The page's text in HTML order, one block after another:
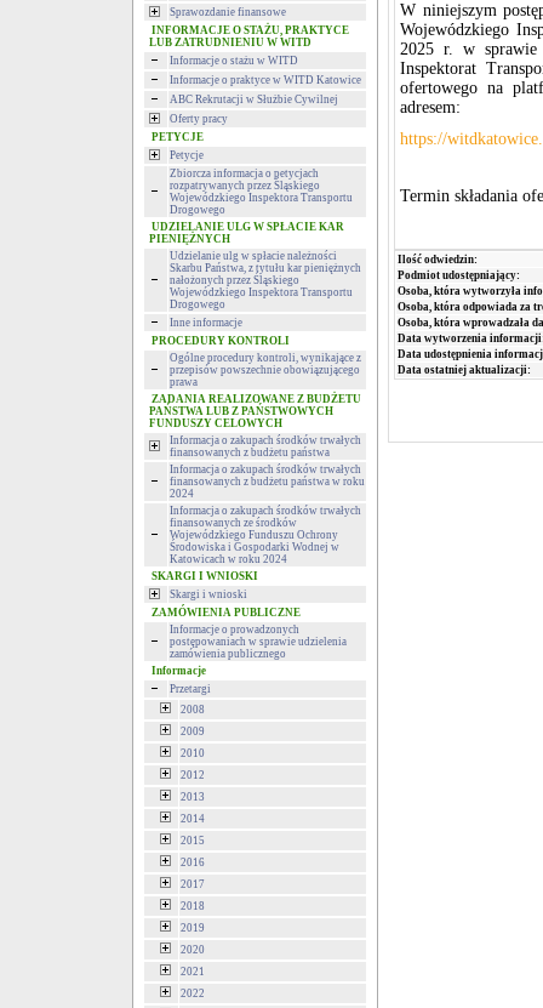
Sprawozdanie finansowe
INFORMACJE O STAŻU, PRAKTYCE
LUB ZATRUDNIENIU W WITD
Informacje o stażu w WITD
Informacje o praktyce w WITD Katowice
ABC Rekrutacji w Służbie Cywilnej
Oferty pracy
PETYCJE
Petycje
Zbiorcza informacja o petycjach
rozpatrywanych przez Śląskiego
Wojewódzkiego Inspektora Transportu
Drogowego
UDZIELANIE ULG W SPŁACIE KAR
PIENIĘŻNYCH
Udzielanie ulg w spłacie należności
Skarbu Państwa, z tytułu kar pieniężnych
nałożonych przez Śląskiego
Wojewódzkiego Inspektora Transportu
Drogowego
Inne informacje
PROCEDURY KONTROLI
Ogólne procedury kontroli, wynikające z
przepisów powszechnie obowiązującego
prawa
ZADANIA REALIZOWANE Z BUDŻETU
PAŃSTWA LUB Z PAŃSTWOWYCH
FUNDUSZY CELOWYCH
Informacja o zakupach środków trwałych
finansowanych z budżetu państwa
Informacja o zakupach środków trwałych
finansowanych z budżetu państwa w roku
2024
Informacja o zakupach środków trwałych
finansowanych ze środków
Wojewódzkiego Funduszu Ochrony
Środowiska i Gospodarki Wodnej w
Katowicach w roku 2024
SKARGI I WNIOSKI
Skargi i wnioski
ZAMÓWIENIA PUBLICZNE
Informacje o prowadzonych
postępowaniach w sprawie udzielenia
zamówienia publicznego
Informacje
Przetargi
2008
2009
2010
2012
2013
2014
2015
2016
2017
2018
2019
2020
2021
2022
W niniejszym
Wojewódzkiego
2025 r. w sprawie
Inspektorat
ofertowego na
adresem:
https://
Termin składania
Ilość odwiedzin:
Podmiot udostępniający:
Osoba, która wytworzyła
Osoba, która odpowiada za
Osoba, która wprowadzała
Data wytworzenia
Data udostępnienia
Data ostatniej aktualizacji: